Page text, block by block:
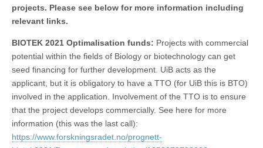
projects. Please see below for more information including
relevant links.
BIOTEK 2021 Optimalisation funds: Projects with commercial
potential within the fields of Biology or biotechnology can get
seed financing for further development. UiB acts as the
applicant, but it is obligatory to have a TTO (for UiB this is BTO)
involved in the application. Involvement of the TTO is to ensure
that the project develops commercially. See here for more
information (this was the last call):
https://www.forskningsradet.no/prognett-